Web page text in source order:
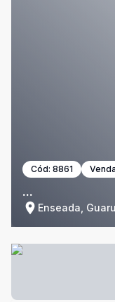
Cód: 8861 Venda
...
Enseada,